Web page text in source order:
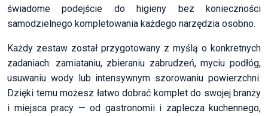
świadome podejście do higieny bez konieczności
samodzielnego kompletowania każdego narzędzia osobno.
Każdy zestaw został przygotowany z myślą o konkretnych
zadaniach: zamiataniu, zbieraniu zabrudzeń, myciu podłóg,
usuwaniu wody lub intensywnym szorowaniu powierzchni.
Dzięki temu możesz łatwo dobrać komplet do swojej branży
i miejsca pracy — od gastronomii i zaplecza kuchennego,